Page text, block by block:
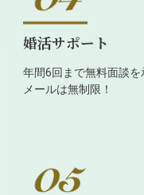
婚活サポート
年間6回まで無料面談
メールは無制限！